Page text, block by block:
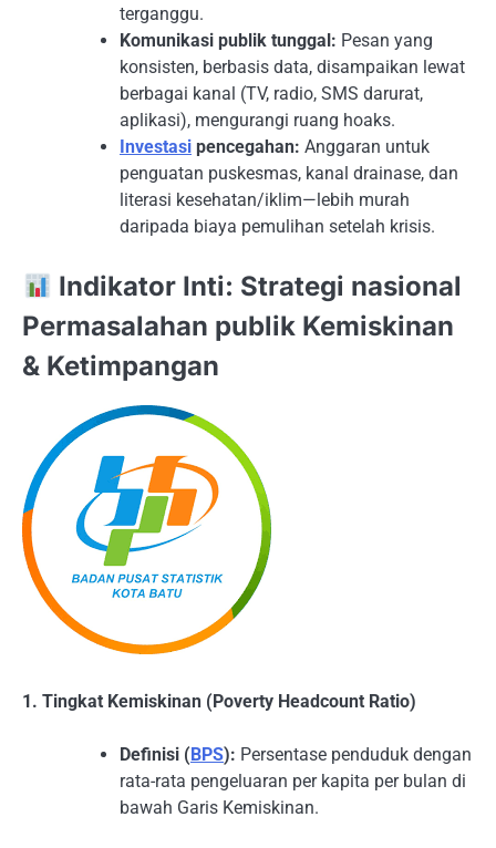
terganggu.
Komunikasi publik tunggal: Pesan yang
konsisten, berbasis data, disampaikan lewat
berbagai kanal (TV, radio, SMS darurat,
aplikasi), mengurangi ruang hoaks.
Investasi pencegahan: Anggaran untuk
penguatan puskesmas, kanal drainase, dan
literasi kesehatan/iklim—lebih murah
daripada biaya pemulihan setelah krisis.
Indikator Inti: Strategi nasional
Permasalahan publik Kemiskinan
& Ketimpangan
1. Tingkat Kemiskinan (Poverty Headcount Ratio)
Definisi (BPS): Persentase penduduk dengan
rata-rata pengeluaran per kapita per bulan di
bawah Garis Kemiskinan.